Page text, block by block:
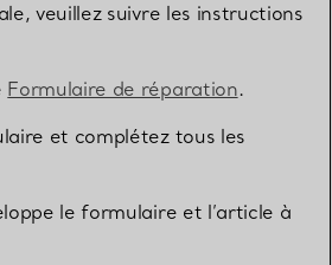
veuillez suivre les instructions
Formulaire de réparation.
et complétez tous les
le formulaire et l’article à